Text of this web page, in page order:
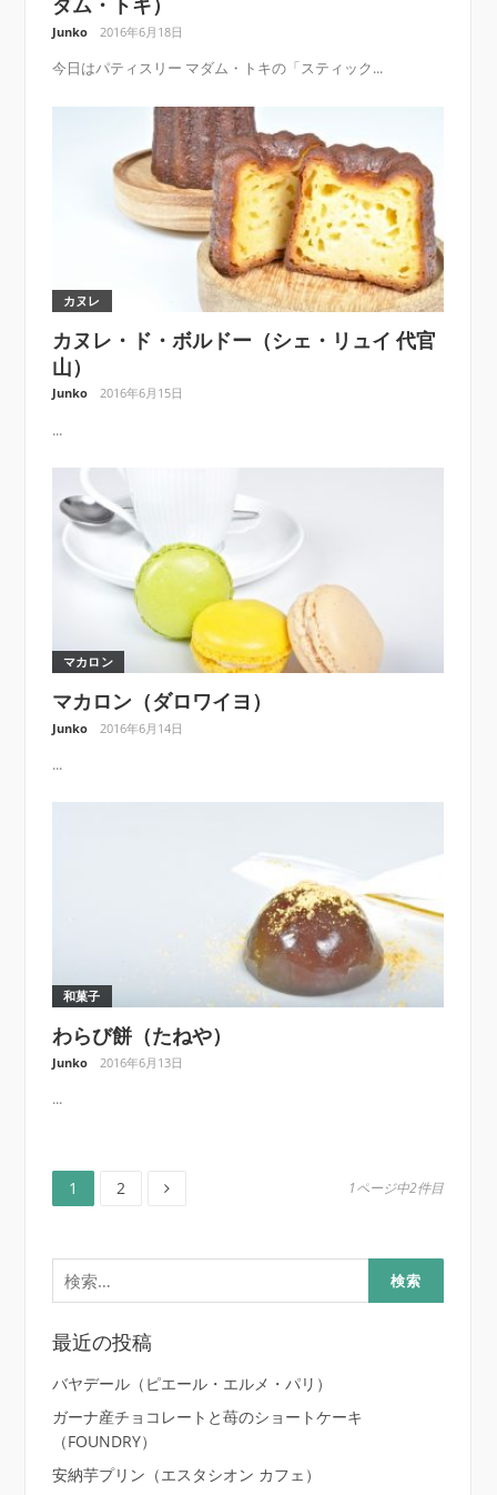
ダム・トキ）
Junko 2016年6月18日
今日はパティスリー マダム・トキの「スティック...
カヌレ
カヌレ・ド・ボルドー（シェ・リュイ 代官
山）
Junko 2016年6月15日
...
マカロン
マカロン（ダロワイヨ）
Junko 2016年6月14日
...
和菓子
わらび餅（たねや）
Junko 2016年6月13日
...
投
ナ
ビ
ゲ
ー
シ
ペ
ー
1
ー
2 1ページ中2件目
検
索:
最近の投稿
バヤデール（ピエール・エルメ・パリ）
ガーナ産チョコレートと苺のショートケーキ
（FOUNDRY）
安納芋プリン（エスタシオン カフェ）